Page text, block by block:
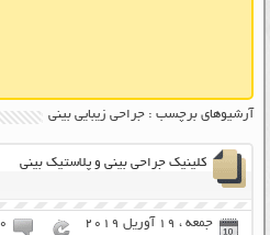
آرشیوهای برچسب : جراحی زیبایی بینی
کلینیک جراحی بینی و پلاستیک بینی
جمعه ، 19 آوریل 2019 ۰ دیدگاه